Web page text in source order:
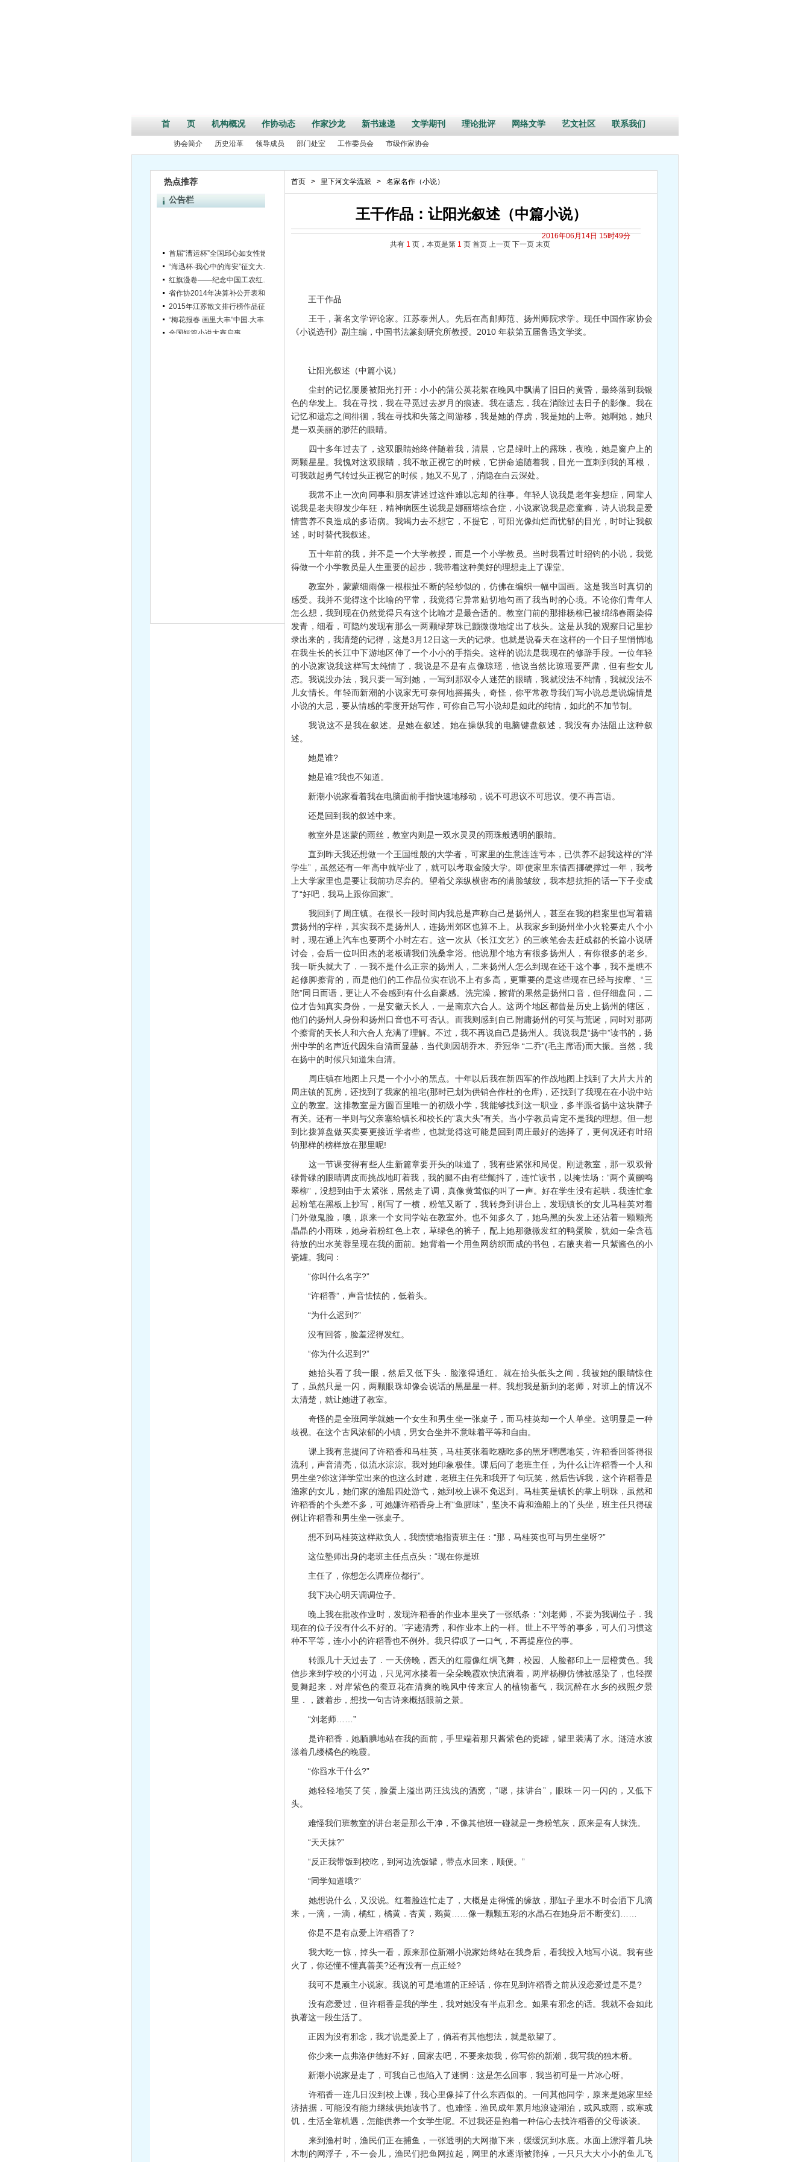
首 页 机构概况 作协动态 作家沙龙 新书速递 文学期刊 理论批评 网络文学 艺文社区 联系我们
协会简介 历史沿革 领导成员 部门处室 工作委员会 市级作家协会
热点推荐
公告栏
“海迅杯·我心中的海安”征文大赛启动
“梅花报春 画里大丰”中国.大丰西郊梅园首届梅花文化节诗歌、散文大赛征稿启事
全国短篇小说大赛启事
首页 > 里下河文学流派 > 名家名作（小说）
王干作品：让阳光叙述（中篇小说）
2016年06月14日 15时49分
共有 1 页，本页是第 1 页 首页 上一页 下一页 末页
王干作品
王干，著名文学评论家。江苏泰州人。先后在高邮师范、扬州师院求学。现任中国作家协会
《小说选刊》副主编，中国书法篆刻研究所教授。2010 年获第五届鲁迅文学奖。
让阳光叙述（中篇小说）
尘封的记忆屡屡被阳光打开：小小的蒲公英花絮在晚风中飘满了旧日的黄昏，最终落到我银
色的华发上。我在寻找，我在寻觅过去岁月的痕迹。我在遗忘，我在消除过去日子的影像。我在
记忆和遗忘之间徘徊，我在寻找和失落之间游移，我是她的俘虏，我是她的上帝。她啊她，她只
是一双美丽的渺茫的眼睛。
四十多年过去了，这双眼睛始终伴随着我，清晨，它是绿叶上的露珠，夜晚，她是窗户上的
两颗星星。我愧对这双眼睛，我不敢正视它的时候，它拼命追随着我，目光一直刺到我的耳根，
可我鼓起勇气转过头正视它的时候，她又不见了，消隐在白云深处。
我常不止一次向同事和朋友讲述过这件难以忘却的往事。年轻人说我是老年妄想症，同辈人
说我是老夫聊发少年狂，精神病医生说我是娜丽塔综合症，小说家说我是恋童癣，诗人说我是爱
情营养不良造成的多语病。我竭力去不想它，不提它，可阳光像灿烂而忧郁的目光，时时让我叙
述，时时替代我叙述。
五十年前的我，并不是一个大学教授，而是一个小学教员。当时我看过叶绍钧的小说，我觉
得做一个小学教员是人生重要的起步，我带着这种美好的理想走上了课堂。
教室外，蒙蒙细雨像一根根扯不断的轻纱似的，仿佛在编织一幅中国画。这是我当时真切的
感受。我并不觉得这个比喻的平常，我觉得它异常贴切地勾画了我当时的心境。不论你们青年人
怎么想，我到现在仍然觉得只有这个比喻才是最合适的。教室门前的那排杨柳已被绵绵春雨染得
发青，细看，可隐约发现有那么一两颗绿芽珠已颤微微地绽出了枝头。这是从我的观察日记里抄
录出来的，我清楚的记得，这是3月12日这一天的记录。也就是说春天在这样的一个日子里悄悄地
在我生长的长江中下游地区伸了一个小小的手指尖。这样的说法是我现在的修辞手段。一位年轻
的小说家说我这样写太纯情了，我说是不是有点像琼瑶，他说当然比琼瑶要严肃，但有些女儿
态。我说没办法，我只要一写到她，一写到那双令人迷茫的眼睛，我就没法不纯情，我就没法不
儿女情长。年轻而新潮的小说家无可奈何地摇摇头，奇怪，你平常教导我们写小说总是说煽情是
小说的大忌，要从情感的零度开始写作，可你自己写小说却是如此的纯情，如此的不加节制。
我说这不是我在叙述。是她在叙述。她在操纵我的电脑键盘叙述，我没有办法阻止这种叙
述。
她是谁?
她是谁?我也不知道。
新潮小说家看着我在电脑面前手指快速地移动，说不可思议不可思议。便不再言语。
还是回到我的叙述中来。
教室外是迷蒙的雨丝，教室内则是一双水灵灵的雨珠般透明的眼睛。
直到昨天我还想做一个王国维般的大学者，可家里的生意连连亏本，已供养不起我这样的“洋
学生”，虽然还有一年高中就毕业了，就可以考取金陵大学。即使家里东借西挪硬撑过一年，我考
上大学家里也是要让我前功尽弃的。望着父亲纵横密布的满脸皱纹，我本想抗拒的话一下子变成
了“好吧，我马上跟你回家”。
我回到了周庄镇。在很长一段时间内我总是声称自己是扬州人，甚至在我的档案里也写着籍
贯扬州的字样，其实我不是扬州人，连扬州郊区也算不上。从我家乡到扬州坐小火轮要走八个小
时，现在通上汽车也要两个小时左右。这一次从《长江文艺》的三峡笔会去赶成都的长篇小说研
讨会，会后一位叫田杰的老板请我们洗桑拿浴。他说那个地方有很多扬州人，有你很多的老乡。
我一听头就大了．一我不是什么正宗的扬州人，二来扬州人怎么到现在还干这个事，我不是瞧不
起修脚擦背的，而是他们的工作品位实在说不上有多高，更重要的是这些现在已经与按摩、“三
陪”同日而语，更让人不会感到有什么自豪感。洗完澡，擦背的果然是扬州口音，但仔细盘问，二
位才告知真实身份，一是安徽天长人，一是南京六合人。这两个地区都曾是历史上扬州的辖区，
他们的扬州人身份和扬州口音也不可否认。而我则感到自己附庸扬州的可笑与荒诞，同时对那两
个擦背的天长人和六合人充满了理解。不过，我不再说自己是扬州人。我说我是“扬中”读书的，扬
州中学的名声近代因朱自清而显赫，当代则因胡乔木、乔冠华 “二乔”(毛主席语)而大振。当然，我
在扬中的时候只知道朱自清。
周庄镇在地图上只是一个小小的黑点。十年以后我在新四军的作战地图上找到了大片大片的
周庄镇的瓦房，还找到了我家的祖宅(那时已划为供销合作杜的仓库)，还找到了我现在在小说中站
立的教室。这排教室是方圆百里唯一的初级小学，我能够找到这一职业，多半跟省扬中这块牌子
有关。还有一半则与父亲塞给镇长和校长的“袁大头”有关。当小学教员肯定不是我的理想。但一想
到比拨算盘做买卖要更接近学者些，也就觉得这可能是回到周庄最好的选择了，更何况还有叶绍
钧那样的榜样放在那里呢!
这一节课变得有些人生新篇章要开头的味道了，我有些紧张和局促。刚进教室，那一双双骨
碌骨碌的眼睛调皮而挑战地盯着我，我的腿不由有些颤抖了，连忙读书，以掩怯场：“两个黄鹂鸣
翠柳”，没想到由于太紧张，居然走了调，真像黄莺似的叫了一声。好在学生没有起哄．我连忙拿
起粉笔在黑板上抄写，刚写了一横，粉笔又断了，我转身到讲台上，发现镇长的女儿马桂英对着
门外做鬼脸，噢，原来一个女同学站在教室外。也不知多久了，她乌黑的头发上还沾着一颗颗亮
晶晶的小雨珠，她身着粉红色上衣，草绿色的裤子，配上她那微微发红的鸭蛋脸，犹如一朵含苞
待放的出水芙蓉呈现在我的面前。她背着一个用鱼网纺织而成的书包，右腋夹着一只紫酱色的小
瓷罐。我问：
“你叫什么名字?”
“许稻香”，声音怯怯的，低着头。
“为什么迟到?”
没有回答，脸羞涩得发红。
“你为什么迟到?”
她抬头看了我一眼，然后又低下头．脸涨得通红。就在抬头低头之间，我被她的眼睛惊住
了，虽然只是一闪，两颗眼珠却像会说话的黑星星一样。我想我是新到的老师，对班上的情况不
太清楚，就让她进了教室。
奇怪的是全班同学就她一个女生和男生坐一张桌子，而马桂英却一个人单坐。这明显是一种
歧视。在这个古风浓郁的小镇，男女合坐并不意味着平等和自由。
课上我有意提问了许稻香和马桂英，马桂英张着吃糖吃多的黑牙嘿嘿地笑，许稻香回答得很
流利，声音清亮，似流水淙淙。我对她印象极佳。课后问了老班主任，为什么让许稻香一个人和
男生坐?你这洋学堂出来的也这么封建，老班主任先和我开了句玩笑，然后告诉我，这个许稻香是
渔家的女儿，她们家的渔船四处游弋，她到校上课不免迟到。马桂英是镇长的掌上明珠，虽然和
许稻香的个头差不多，可她嫌许稻香身上有“鱼腥味”，坚决不肯和渔船上的丫头坐，班主任只得破
例让许稻香和男生坐一张桌子。
想不到马桂英这样欺负人，我愤愤地指责班主任：“那，马桂英也可与男生坐呀?”
这位塾师出身的老班主任点点头：“现在你是班
主任了，你想怎么调座位都行”。
我下决心明天调调位子。
晚上我在批改作业时，发现许稻香的作业本里夹了一张纸条：“刘老师，不要为我调位子．我
现在的位子没有什么不好的。”字迹清秀，和作业本上的一样。世上不平等的事多，可人们习惯这
种不平等，连小小的许稻香也不例外。我只得叹了一口气，不再提座位的事。
转跟几十天过去了．一天傍晚，西天的红霞像红绸飞舞，校园、人脸都印上一层橙黄色。我
信步来到学校的小河边，只见河水搂着一朵朵晚霞欢快流淌着，两岸杨柳仿佛被感染了，也轻摆
曼舞起来．对岸紫色的蚕豆花在清爽的晚风中传来宜人的植物蓄气，我沉醉在水乡的残照夕景
里．，踱着步，想找一句古诗来概括眼前之景。
“刘老师……”
是许稻香．她腼腆地站在我的面前，手里端着那只酱紫色的瓷罐，罐里装满了水。涟涟水波
漾着几缕橘色的晚霞。
“你舀水干什么?”
她轻轻地笑了笑，脸蛋上溢出两汪浅浅的酒窝，“嗯，抹讲台”，眼珠一闪一闪的，又低下
头。
难怪我们班教室的讲台老是那么干净，不像其他班一碰就是一身粉笔灰，原来是有人抹洗。
“天天抹?”
“反正我带饭到校吃，到河边洗饭罐，带点水回来，顺便。”
“同学知道哦?”
她想说什么，又没说。红着脸连忙走了，大概是走得慌的缘故，那缸子里水不时会洒下几滴
来，一滴，一滴，橘红，橘黄．杏黄，鹅黄……像一颗颗五彩的水晶石在她身后不断变幻……
你是不是有点爱上许稻香了?
我大吃一惊，掉头一看，原来那位新潮小说家始终站在我身后，看我投入地写小说。我有些
火了，你还懂不懂真善美?还有没有一点正经?
我可不是顽主小说家。我说的可是地道的正经话，你在见到许稻香之前从没恋爱过是不是?
没有恋爱过，但许稻香是我的学生，我对她没有半点邪念。如果有邪念的话。我就不会如此
执著这一段生活了。
正因为没有邪念，我才说是爱上了，倘若有其他想法，就是欲望了。
你少来一点弗洛伊德好不好，回家去吧，不要来烦我，你写你的新潮，我写我的独木桥。
新潮小说家是走了，可我自己也陷入了迷惘：这是怎么回事，我当初可是一片冰心呀。
许稻香一连几日没到校上课，我心里像掉了什么东西似的。一问其他同学，原来是她家里经
济拮据．可能没有能力继续供她读书了。也难怪．渔民成年累月地浪迹湖泊，或风或雨，或寒或
饥，生活全靠机遇，怎能供养一个女学生呢。不过我还是抱着一种信心去找许稻香的父母谈谈。
来到渔村时，渔民们正在捕鱼，一张透明的大网撒下来，缓缓沉到水底。水面上漂浮着几块
木制的网浮子，不一会儿，渔民们把鱼网拉起，网里的水逐渐被筛掉，一只只大大小小的鱼儿飞